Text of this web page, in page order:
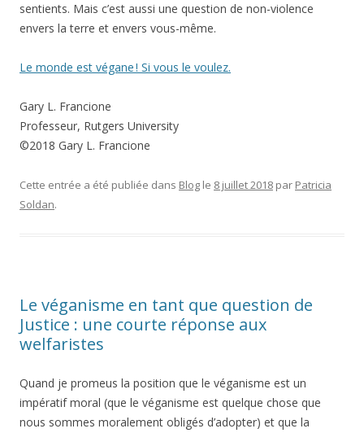
sentients. Mais c’est aussi une question de non-violence
envers la terre et envers vous-même.
Le monde est végane ! Si vous le voulez.
Gary L. Francione
Professeur, Rutgers University
©2018 Gary L. Francione
Cette entrée a été publiée dans Blog le 8 juillet 2018 par Patricia
Soldan.
Le véganisme en tant que question de
Justice : une courte réponse aux
welfaristes
Quand je promeus la position que le véganisme est un
impératif moral (que le véganisme est quelque chose que
nous sommes moralement obligés d’adopter) et que la